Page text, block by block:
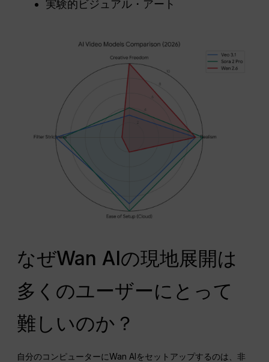
実験的ビジュアル・アート
なぜWan AIの現地展開は
多くのユーザーにとって
難しいのか？
自分のコンピューターにWan AIをセットアップするのは、非